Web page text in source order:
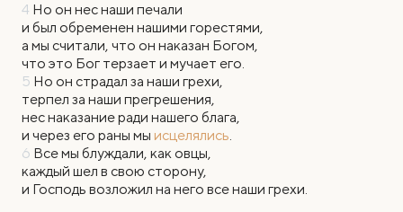
4 Но он нес наши печали
и был обременен нашими горестями,
а мы считали, что он наказан Богом,
что это Бог терзает и мучает его.
5 Но он страдал за наши грехи,
терпел за наши прегрешения,
нес наказание ради нашего блага,
и через его раны мы исцелялись.
6 Все мы блуждали, как овцы,
каждый шел в свою сторону,
и Господь возложил на него все наши грехи.